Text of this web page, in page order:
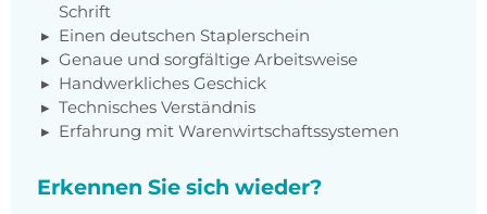
Schrift
Einen deutschen Staplerschein
Genaue und sorgfältige Arbeitsweise
Handwerkliches Geschick
Technisches Verständnis
Erfahrung mit Warenwirtschaftssystemen
Erkennen Sie sich wieder?